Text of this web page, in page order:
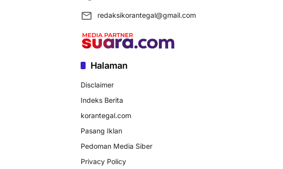
redaksikorantegal@gmail.com
Halaman
Disclaimer
Indeks Berita
korantegal.com
Pasang Iklan
Pedoman Media Siber
Privacy Policy